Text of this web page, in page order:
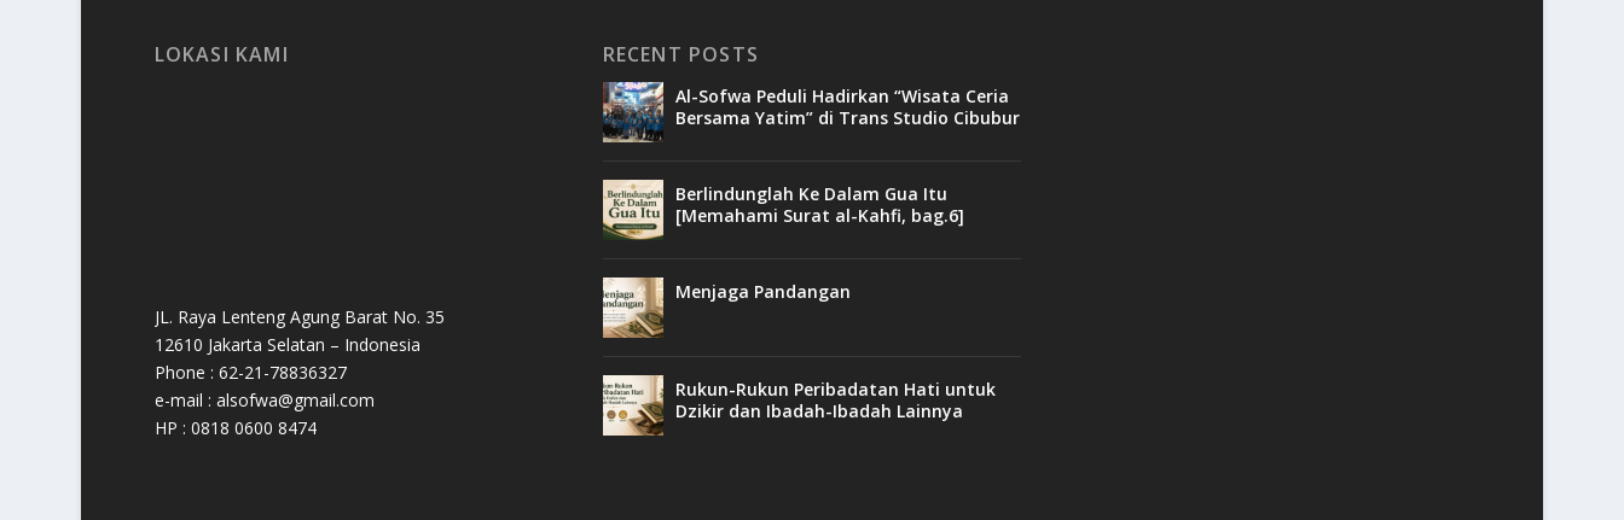
LOKASI KAMI
JL. Raya Lenteng Agung Barat No. 35
12610 Jakarta Selatan – Indonesia
Phone : 62-21-78836327
e-mail : alsofwa@gmail.com
HP : 0818 0600 8474
RECENT POSTS
Al-Sofwa Peduli Hadirkan “Wisata Ceria
Bersama Yatim” di Trans Studio Cibubur
Berlindunglah Ke Dalam Gua Itu
[Memahami Surat al-Kahfi, bag.6]
Menjaga Pandangan
Rukun-Rukun Peribadatan Hati untuk
Dzikir dan Ibadah-Ibadah Lainnya